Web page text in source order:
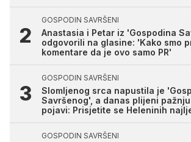
GOSPODIN SAVRŠENI
Anastasia i Petar iz 'Gospodina
odgovorili na glasine: 'Kako smo
komentare da je ovo samo PR'
GOSPODIN SAVRŠENI
Slomljenog srca napustila je
Savršenog', a danas plijeni
pojavi: Prisjetite se Heleninih
GOSPODIN SAVRŠENI